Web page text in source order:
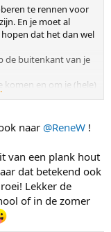
te rennen voor
En je moet al
dat het dan wel
de buitenkant van je
komen en om je (hele)
neus boven je knie.
je wel kan helpen
Zo te horen heb je er
leren schaatsen
naar @ReneW !
van een plank hout
dat betekend ook
Lekker de
of in de zomer